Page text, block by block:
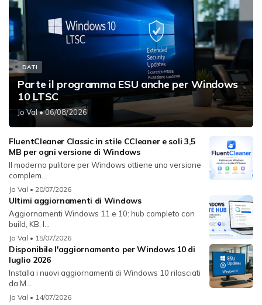
DATI
Parte il programma ESU anche per Windows
10 LTSC
Jo Val• 06/08/2026
FluentCleaner Classic in stile CCleaner e soli 3,5
MB per ogni versione di Windows
Il moderno pulitore per Windows ottiene una versione
complem...
Jo Val • 20/07/2026
Ultimi aggiornamenti di Windows
Aggiornamenti Windows 11 e 10: hub completo con
build, KB, l...
Jo Val • 15/07/2026
Disponibile l'aggiornamento per Windows 10 di
luglio 2026
Installa i nuovi aggiornamenti di Windows 10 rilasciati
da M...
Jo Val • 14/07/2026